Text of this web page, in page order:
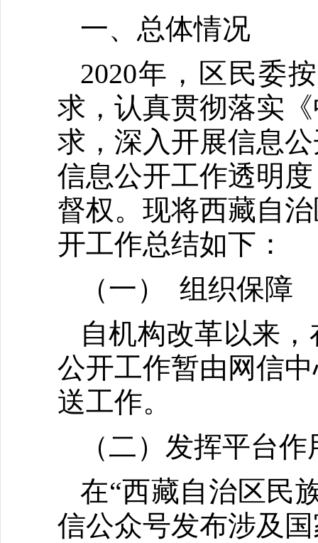
一、总体情况
2020年，区民委
求，认真贯彻落实
求，深入开展信息
信息公开工作透明
督权。现将西藏自
开工作总结如下：
（一） 组织保障
自机构改革以来
公开工作暂由网信
送工作。
（二）发挥平台作
在“西藏自治区民
信公众号发布涉及